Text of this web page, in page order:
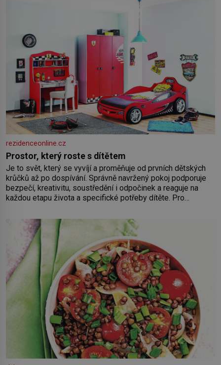
rezidenceonline.cz
Prostor, který roste s dítětem
Je to svět, který se vyvíjí a proměňuje od prvních dětských
krůčků až po dospívání. Správně navržený pokoj podporuje
bezpečí, kreativitu, soustředění i odpočinek a reaguje na
každou etapu života a specifické potřeby dítěte. Pro
by pokoj miminka měl působit především klidně a útulně.
Předškolní věk je